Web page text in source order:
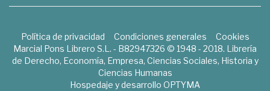
Política de privacidad Condiciones generales
Cookies
Marcial Pons Librero S.L. - B82947326 © 1948 - 2018. Librería
de Derecho, Economía, Empresa, Ciencias Sociales, Historia y
Ciencias Humanas
Hospedaje y desarrollo OPTYMA